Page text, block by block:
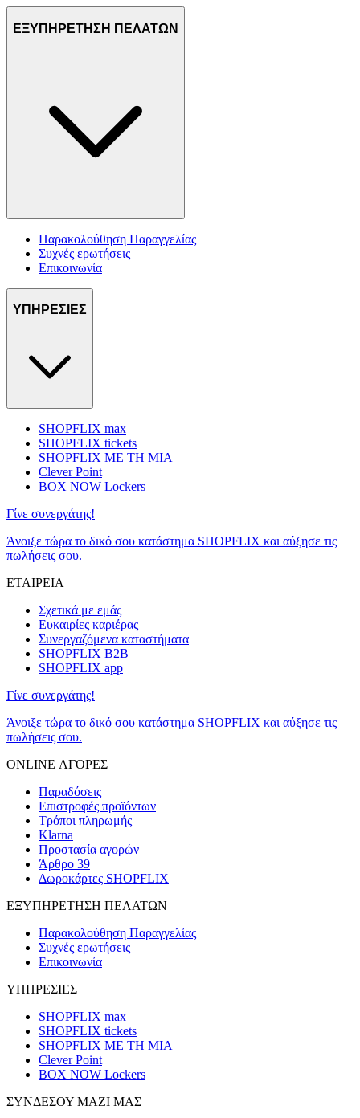
ΕΞΥΠΗΡΕΤΗΣΗ ΠΕΛΑΤΩΝ
Παρακολούθηση Παραγγελίας
Συχνές ερωτήσεις
Επικοινωνία
ΥΠΗΡΕΣΙΕΣ
SHOPFLIX max
SHOPFLIX tickets
SHOPFLIX ΜΕ ΤΗ ΜΙΑ
Clever Point
BOX NOW Lockers
Γίνε συνεργάτης!
Άνοιξε τώρα το δικό σου κατάστημα SHOPFLIX και αύξησε τις
πωλήσεις σου.
ΕΤΑΙΡΕΙΑ
Σχετικά με εμάς
Ευκαιρίες καριέρας
Συνεργαζόμενα καταστήματα
SHOPFLIX B2B
SHOPFLIX app
Γίνε συνεργάτης!
Άνοιξε τώρα το δικό σου κατάστημα SHOPFLIX και αύξησε τις
πωλήσεις σου.
ONLINE ΑΓΟΡΕΣ
Παραδόσεις
Επιστροφές προϊόντων
Τρόποι πληρωμής
Klarna
Προστασία αγορών
Άρθρο 39
Δωροκάρτες SHOPFLIX
ΕΞΥΠΗΡΕΤΗΣΗ ΠΕΛΑΤΩΝ
Παρακολούθηση Παραγγελίας
Συχνές ερωτήσεις
Επικοινωνία
ΥΠΗΡΕΣΙΕΣ
SHOPFLIX max
SHOPFLIX tickets
SHOPFLIX ΜΕ ΤΗ ΜΙΑ
Clever Point
BOX NOW Lockers
ΣΥΝΔΕΣΟΥ ΜΑΖΙ ΜΑΣ